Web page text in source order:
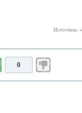
Источник:
0